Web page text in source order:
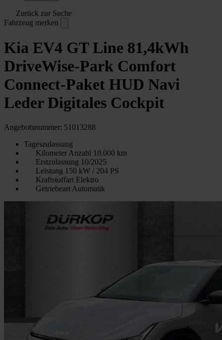
Zurück zur Suche
Fahrzeug merken
Kia EV4 GT Line 81,4kWh
DriveWise-Park Comfort
Connect-Paket HUD Navi
Leder Digitales Cockpit
Angebotsnummer: 51013288
Tageszulassung
Kilometer Anzahl 10.000 km
Erstzulassung 10/2025
Leistung 150 kW / 204 PS
Kraftstoffart Elektro
Getriebeart Automatik